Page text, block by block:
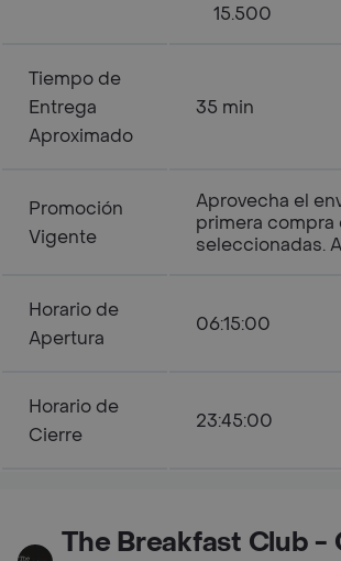
15.500
Tiempo de
Entrega
Aproximado
35 min
Promoción
Vigente
Aprovecha el
primera compra
seleccionadas.
Horario de
Apertura
06:15:00
Horario de
Cierre
23:45:00
The Breakfast Club -